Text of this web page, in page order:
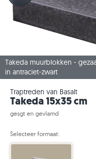
Takeda muurblokken -
in antraciet-zwart
Traptreden van Basalt
Takeda 15x35 cm
gesgt en gevlamd
Selecteer formaat: